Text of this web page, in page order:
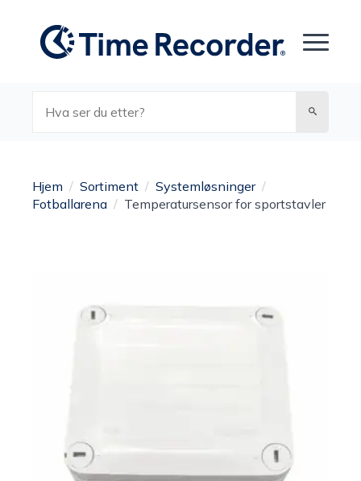
Hjem Sortiment
Systemløsninger
Fotballarena
Temperatursensor for sportstavler